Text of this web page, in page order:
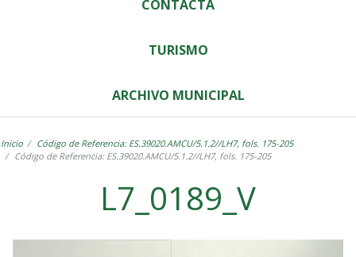
CONTACTA
TURISMO
ARCHIVO MUNICIPAL
Inicio
Código de Referencia: ES.39020.AMCU/5.1.2//LH7, fols. 175-205
Código de Referencia: ES.39020.AMCU/5.1.2//LH7, fols. 175-205
L7_0189_V